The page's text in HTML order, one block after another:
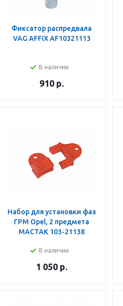
Фиксатор распредвала
VAG AFFIX AF10321113
В наличии
910 р.
Набор для установки фаз
ГРМ Opel, 2 предмета
МАСТАК 103-21138
В наличии
1 050 р.